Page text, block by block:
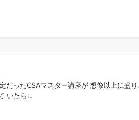
だったCSAマスター講座が 想像以上に盛
いたら...